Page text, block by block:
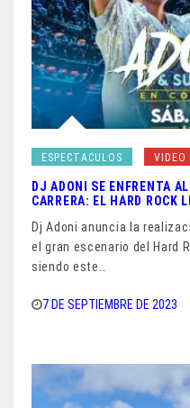
ESPECTACULOS VIDEO
DJ ADONI SE ENFRENTA
CARRERA: EL HARD ROCK
Dj Adoni anuncia la
el gran escenario del Hard
siendo este…
7 DE SEPTIEMBRE DE 2023